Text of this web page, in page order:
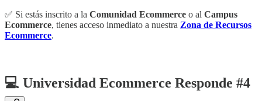
✅ Si estás inscrito a la Comunidad Ecommerce o al Campus
Ecommerce, tienes acceso inmediato a nuestra Zona de Recursos
Ecommerce.
💻 Universidad Ecommerce Responde #4